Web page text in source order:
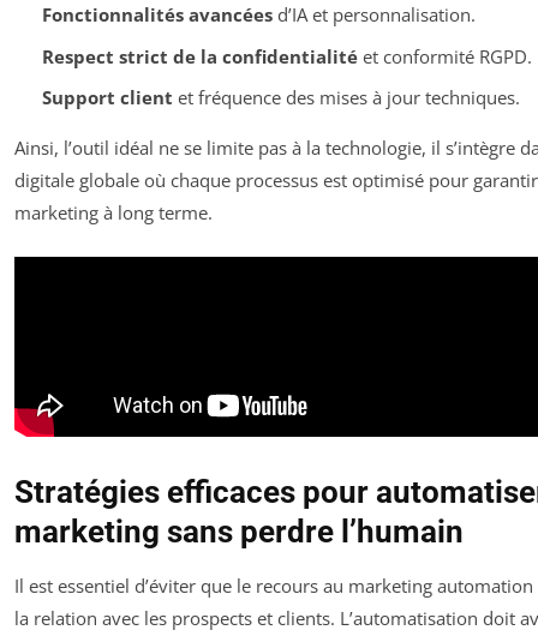
Fonctionnalités avancéesd’IA et personnalisation.
Respect strict de la confidentialitéet conformité RGPD.
Support client et fréquence des mises à jour techniques.
Ainsi, l’outil idéal ne se limite pas à la technologie, il s’intègre
digitale globale où chaque processus est optimisé pour
marketing à long terme.
Stratégies efficaces pour
marketing sans perdre l’humain
Il est essentiel d’éviter que le recours au marketing
la relation avec les prospects et clients. L’automatisation doit